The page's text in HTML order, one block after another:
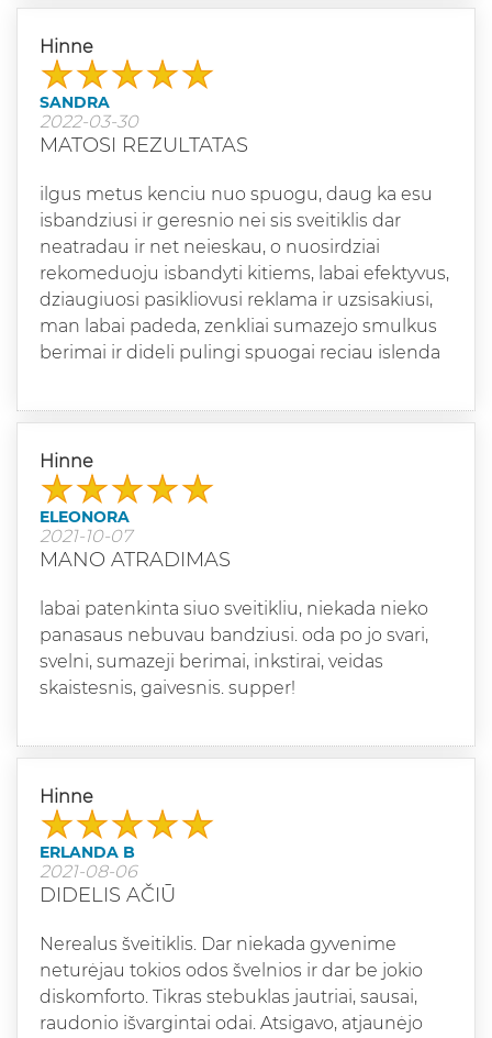
Hinne
SANDRA
2022-03-30
MATOSI REZULTATAS
ilgus metus kenciu nuo spuogu, daug ka esu
isbandziusi ir geresnio nei sis sveitiklis dar
neatradau ir net neieskau, o nuosirdziai
rekomeduoju isbandyti kitiems, labai efektyvus,
dziaugiuosi pasikliovusi reklama ir uzsisakiusi,
man labai padeda, zenkliai sumazejo smulkus
berimai ir dideli pulingi spuogai reciau islenda
Hinne
ELEONORA
2021-10-07
MANO ATRADIMAS
labai patenkinta siuo sveitikliu, niekada nieko
panasaus nebuvau bandziusi. oda po jo svari,
svelni, sumazeji berimai, inkstirai, veidas
skaistesnis, gaivesnis. supper!
Hinne
ERLANDA B
2021-08-06
DIDELIS AČIŪ
Nerealus šveitiklis. Dar niekada gyvenime
neturėjau tokios odos švelnios ir dar be jokio
diskomforto. Tikras stebuklas jautriai, sausai,
raudonio išvargintai odai. Atsigavo, atjaunėjo